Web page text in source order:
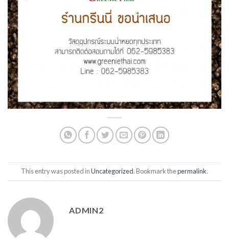
This entry was posted inUncategorized. Bookmark thepermalink.
ADMIN2